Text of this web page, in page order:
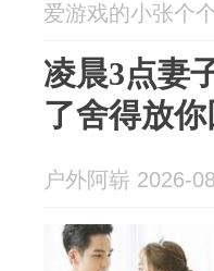
爱游戏的小张个
凌晨3点妻
了舍得放你
户外阿崭 2026-